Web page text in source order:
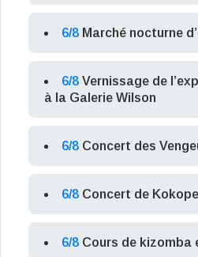
6/8 Marché nocturne
6/8 Vernissage de
à la Galerie Wilson
6/8 Concert des
6/8 Concert de
6/8 Cours de kizomba